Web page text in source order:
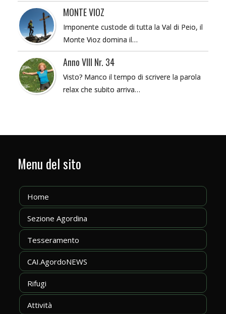
MONTE VIOZ
Imponente custode di tutta la Val di Peio, il
Monte Vioz domina il…
Anno VIII Nr. 34
Visto? Manco il tempo di scrivere la parola
relax che subito arriva…
Menu del sito
Home
Sezione Agordina
Tesseramento
CAI.AgordoNEWS
Rifugi
Attività